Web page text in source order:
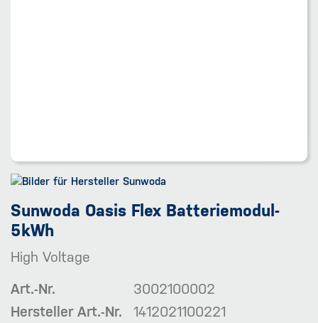
Sunwoda Oasis Flex Batteriemodul-
5kWh
High Voltage
Art.-Nr.
3002100002
Hersteller Art.-Nr.
1412021100221